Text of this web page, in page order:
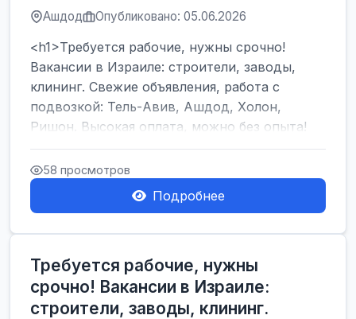
Ашдод Опубликовано: 05.06.2026
<h1>Требуется рабочие, нужны срочно!
Вакансии в Израиле: строители, заводы,
клининг. Свежие объявления, работа с
подвозкой: Тель-Авив, Ашдод, Холон,
Ришон. Высокая оплата, можно без опыта!
</h1><br />
... 58 просмотров
Подробнее
Требуется рабочие, нужны
срочно! Вакансии в Израиле:
строители, заводы, клининг.